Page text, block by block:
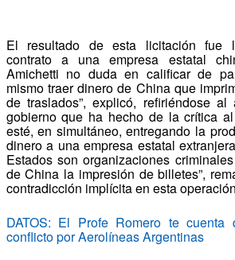
El resultado de esta licitación fue
contrato a una empresa estatal
Amichetti no duda en calificar de
mismo traer dinero de China que
de traslados”, explicó, refiriéndose
gobierno que ha hecho de la crítica
esté, en simultáneo, entregando la
dinero a una empresa estatal
Estados son organizaciones
de China la impresión de billetes”,
contradicción implícita en esta
DATOS: El Profe Romero te
conflicto por Aerolíneas Argentinas